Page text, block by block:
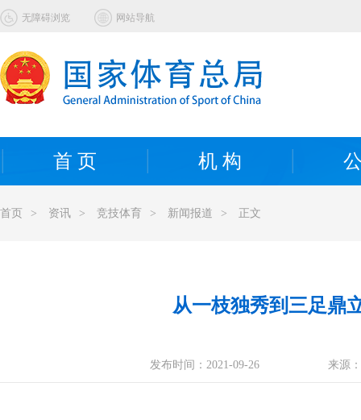
无障碍浏览 网站导航
首 页 机 构
首页 > 资讯 > 竞技体育 > 新闻报道 > 正文
从一枝独秀到三足
发布时间： 2021-09-26 来源